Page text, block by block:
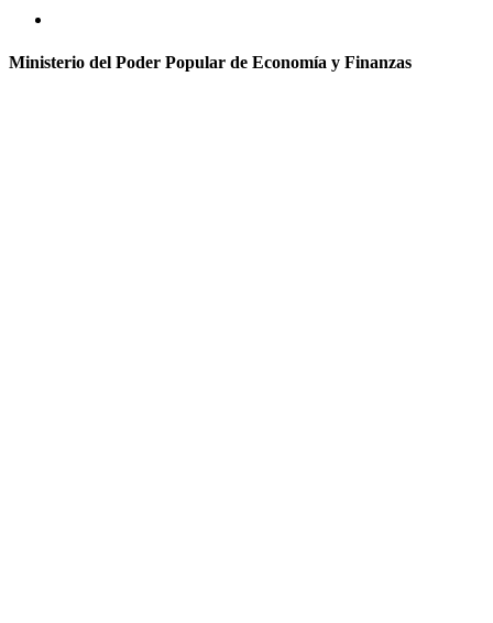
Ministerio del Poder Popular de Economía y Finanzas